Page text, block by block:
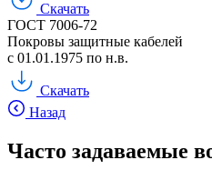
Скачать
ГОСТ 7006-72
Покровы защитные кабелей
с 01.01.1975 по н.в.
Скачать
Назад
Часто задаваемые